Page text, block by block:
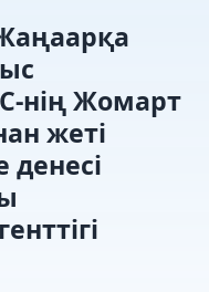
нің Жомарт
жеті